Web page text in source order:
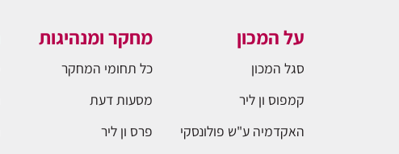
על המכון
סגל המכון
קמפוס ון ליר
האקדמיה ע"ש פולונסקי
מחקר ומנהיגות
כל תחומי המחקר
מסעות דעת
פרס ון ליר